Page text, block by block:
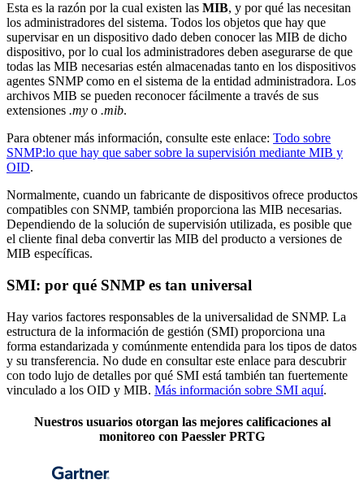
Esta es la razón por la cual existen las MIB, y por qué las necesitan
los administradores del sistema. Todos los objetos que hay que
supervisar en un dispositivo dado deben conocer las MIB de dicho
dispositivo, por lo cual los administradores deben asegurarse de que
todas las MIB necesarias estén almacenadas tanto en los dispositivos
agentes SNMP como en el sistema de la entidad administradora. Los
archivos MIB se pueden reconocer fácilmente a través de sus
extensiones .my o .mib.
Para obtener más información, consulte este enlace: Todo sobre
SNMP:lo que hay que saber sobre la supervisión mediante MIB y
OID.
Normalmente, cuando un fabricante de dispositivos ofrece productos
compatibles con SNMP, también proporciona las MIB necesarias.
Dependiendo de la solución de supervisión utilizada, es posible que
el cliente final deba convertir las MIB del producto a versiones de
MIB específicas.
SMI: por qué SNMP es tan universal
Hay varios factores responsables de la universalidad de SNMP. La
estructura de la información de gestión (SMI) proporciona una
forma estandarizada y comúnmente entendida para los tipos de datos
y su transferencia. No dude en consultar este enlace para descubrir
con todo lujo de detalles por qué SMI está también tan fuertemente
vinculado a los OID y MIB. Más información sobre SMI aquí.
Nuestros usuarios otorgan las mejores calificaciones al
monitoreo con Paessler PRTG